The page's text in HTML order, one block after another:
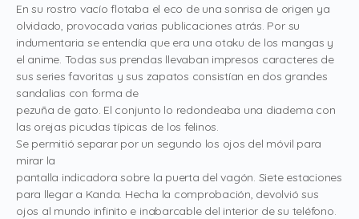
En su rostro vacío flotaba el eco de una sonrisa de origen ya
olvidado, provocada varias publicaciones atrás. Por su
indumentaria se entendía que era una otaku de los mangas y
el anime. Todas sus prendas llevaban impresos caracteres de
sus series favoritas y sus zapatos consistían en dos grandes
sandalias con forma de
pezuña de gato. El conjunto lo redondeaba una diadema con
las orejas picudas típicas de los felinos.
Se permitió separar por un segundo los ojos del móvil para
mirar la
pantalla indicadora sobre la puerta del vagón. Siete estaciones
para llegar a Kanda. Hecha la comprobación, devolvió sus
ojos al mundo infinito e inabarcable del interior de su teléfono.